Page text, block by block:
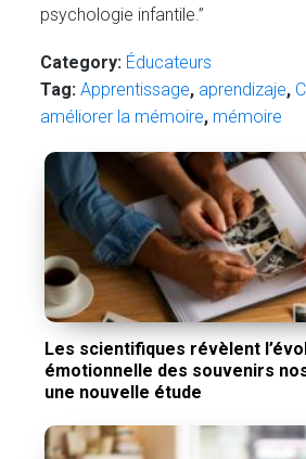
psychologie infantile.”
Category: Éducateurs
Tag: Apprentissage, aprendizaje,
améliorer la mémoire, mémoire
Les scientifiques révèlent
émotionnelle des souvenirs
une nouvelle étude